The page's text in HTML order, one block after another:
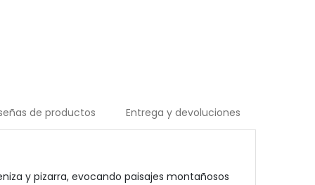
de productos Entrega y devoluciones
y pizarra, evocando paisajes montañosos